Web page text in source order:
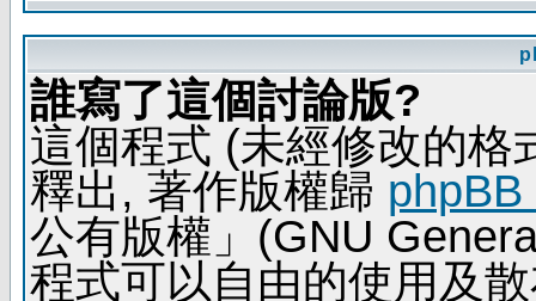
誰寫了這個討論版?
這個程式 (未經修改的格
釋出, 著作版權歸
公有版權」(GNU
程式可以自由的使用及